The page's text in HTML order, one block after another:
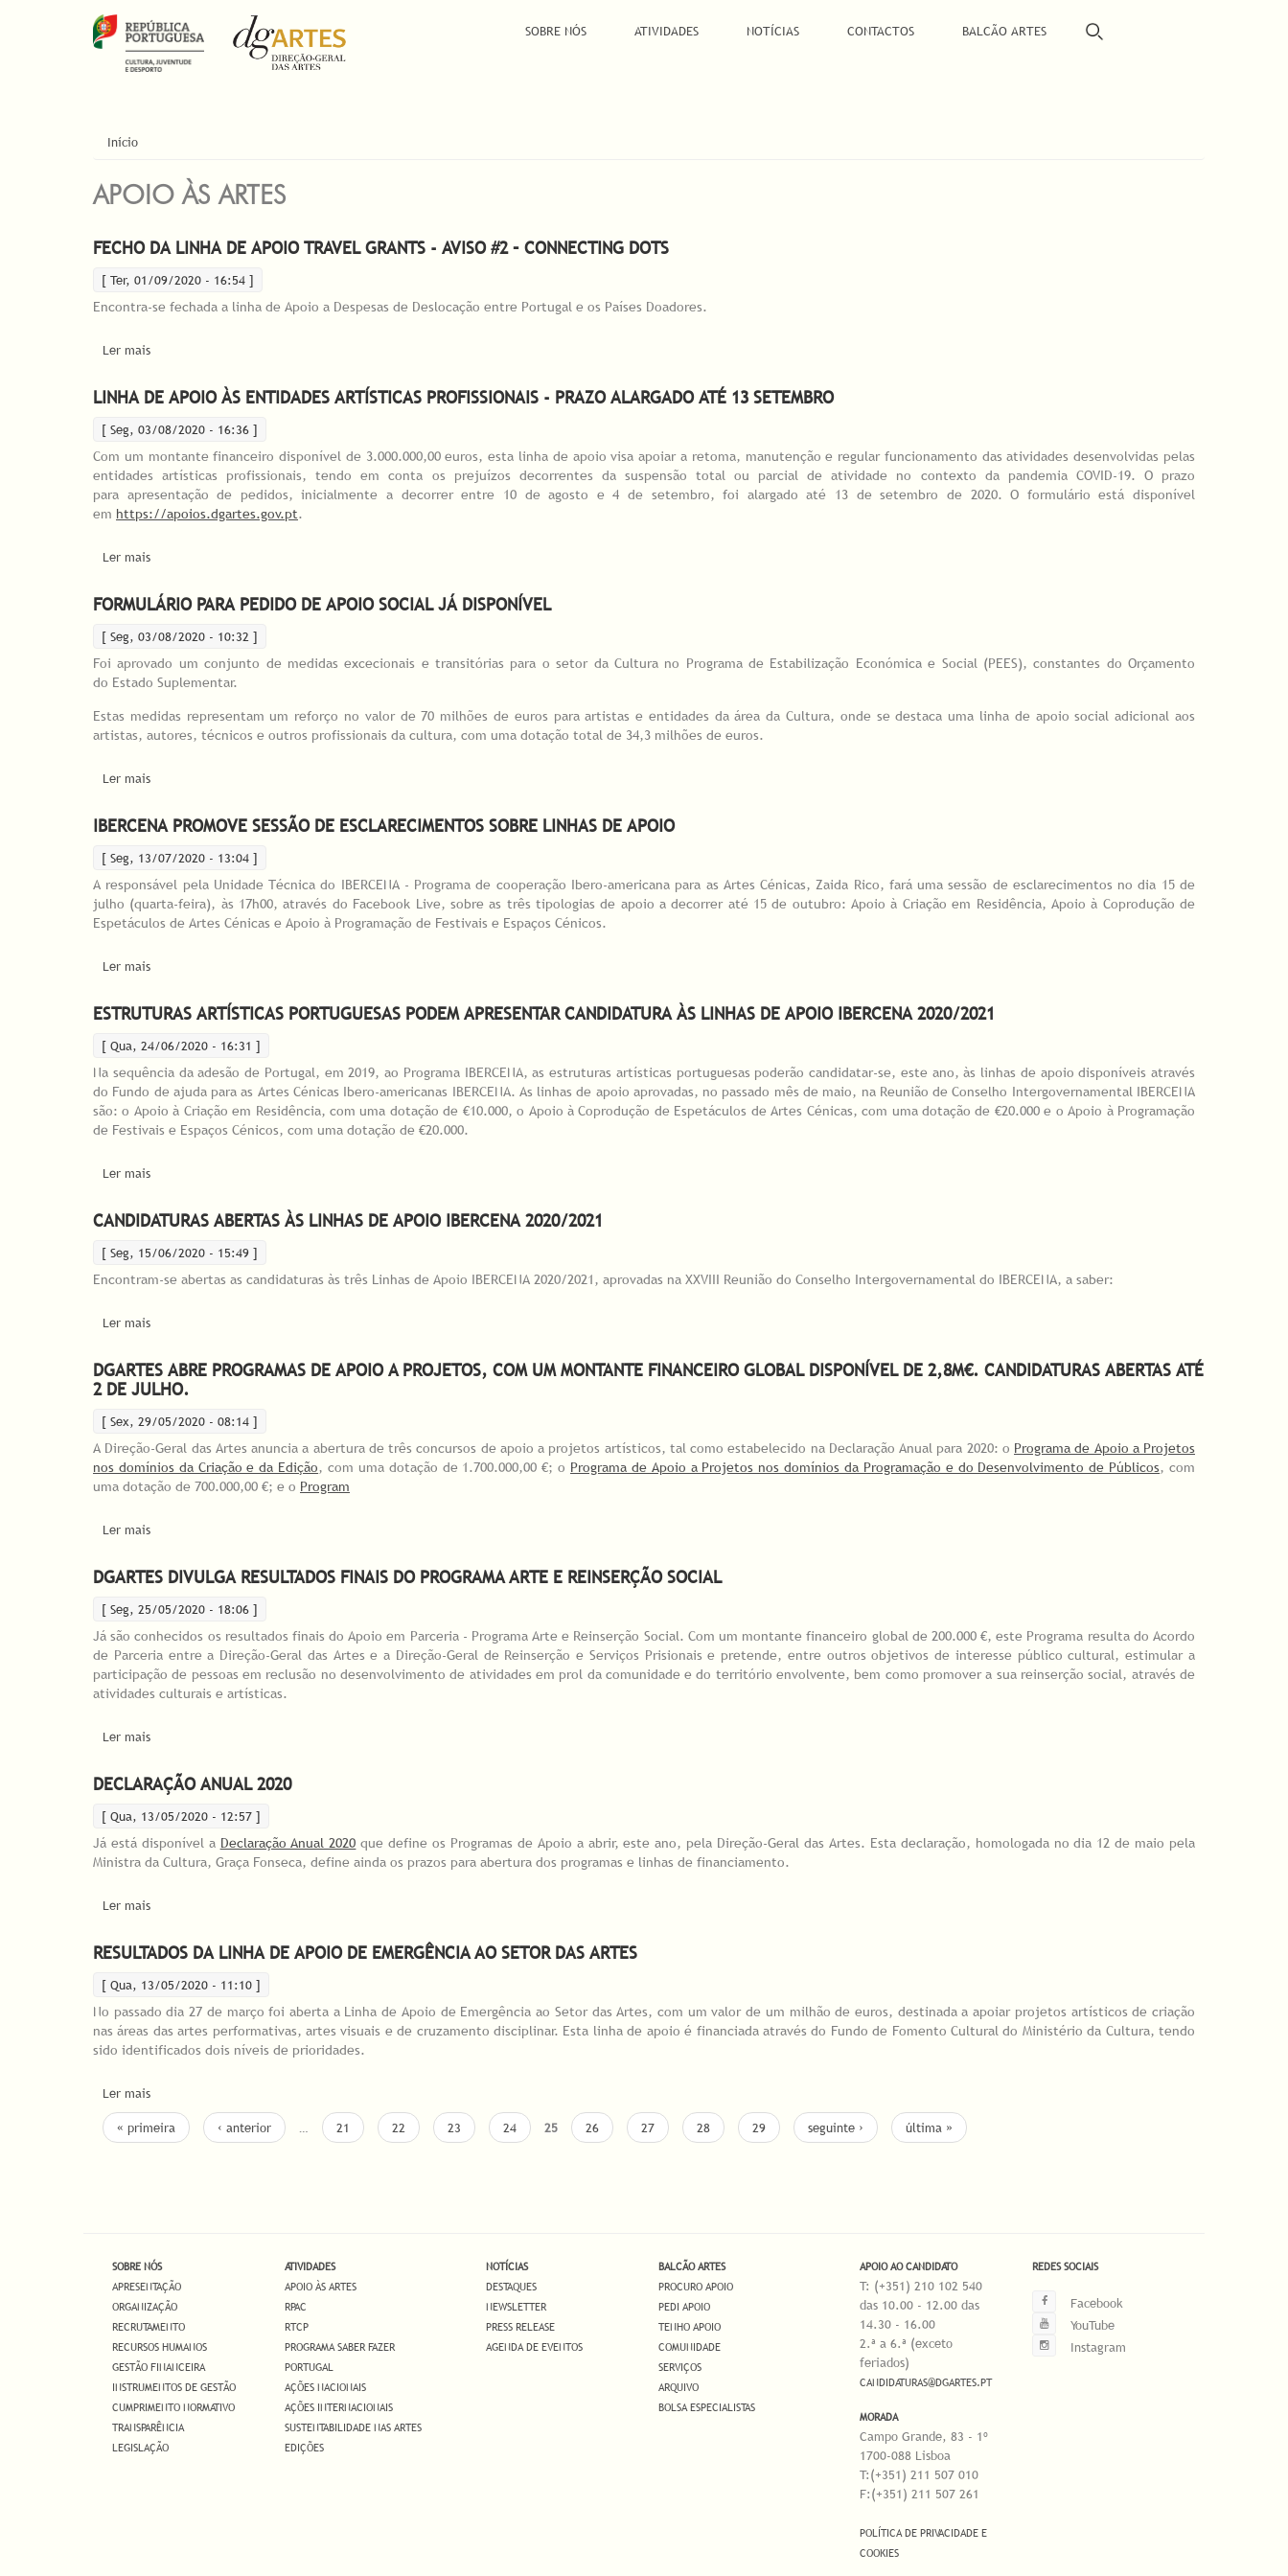
SOBRE NÓS ATIVIDADES NOTÍCIAS CONTACTOS BALCÃO ARTES
ESTÁ AQUI
Início
APOIO ÀS ARTES
FECHO DA LINHA DE APOIO TRAVEL GRANTS - AVISO #2 – CONNECTING DOTS
[ Ter, 01/09/2020 - 16:54 ]
Encontra-se fechada a linha de Apoio a Despesas de Deslocação entre Portugal e os Países Doadores.
Ler mais
LINHA DE APOIO ÀS ENTIDADES ARTÍSTICAS PROFISSIONAIS - PRAZO ALARGADO ATÉ 13 SETEMBRO
[ Seg, 03/08/2020 - 16:36 ]
Com um montante financeiro disponível de 3.000.000,00 euros, esta linha de apoio visa apoiar a retoma, manutenção e regular funcionamento das atividades desenvolvidas pelas
entidades artísticas profissionais, tendo em conta os prejuízos decorrentes da suspensão total ou parcial de atividade no contexto da pandemia COVID-19. O prazo
para apresentação de pedidos, inicialmente a decorrer entre 10 de agosto e 4 de setembro, foi alargado até 13 de setembro de 2020. O formulário está disponível
em https://apoios.dgartes.gov.pt.
Ler mais
FORMULÁRIO PARA PEDIDO DE APOIO SOCIAL JÁ DISPONÍVEL
[ Seg, 03/08/2020 - 10:32 ]
Foi aprovado um conjunto de medidas excecionais e transitórias para o setor da Cultura no Programa de Estabilização Económica e Social (PEES), constantes do Orçamento
do Estado Suplementar.
Estas medidas representam um reforço no valor de 70 milhões de euros para artistas e entidades da área da Cultura, onde se destaca uma linha de apoio social adicional aos
artistas, autores, técnicos e outros profissionais da cultura, com uma dotação total de 34,3 milhões de euros.
Ler mais
IBERCENA PROMOVE SESSÃO DE ESCLARECIMENTOS SOBRE LINHAS DE APOIO
[ Seg, 13/07/2020 - 13:04 ]
A responsável pela Unidade Técnica do IBERCENA - Programa de cooperação Ibero-americana para as Artes Cénicas, Zaida Rico, fará uma sessão de esclarecimentos no dia 15 de
julho (quarta-feira), às 17h00, através do Facebook Live, sobre as três tipologias de apoio a decorrer até 15 de outubro: Apoio à Criação em Residência, Apoio à Coprodução de
Espetáculos de Artes Cénicas e Apoio à Programação de Festivais e Espaços Cénicos.
Ler mais
ESTRUTURAS ARTÍSTICAS PORTUGUESAS PODEM APRESENTAR CANDIDATURA ÀS LINHAS DE APOIO IBERCENA 2020/2021
[ Qua, 24/06/2020 - 16:31 ]
Na sequência da adesão de Portugal, em 2019, ao Programa IBERCENA, as estruturas artísticas portuguesas poderão candidatar-se, este ano, às linhas de apoio disponíveis através
do Fundo de ajuda para as Artes Cénicas Ibero-americanas IBERCENA. As linhas de apoio aprovadas, no passado mês de maio, na Reunião de Conselho Intergovernamental IBERCENA
são: o Apoio à Criação em Residência, com uma dotação de €10.000, o Apoio à Coprodução de Espetáculos de Artes Cénicas, com uma dotação de €20.000 e o Apoio à Programação
de Festivais e Espaços Cénicos, com uma dotação de €20.000.
Ler mais
CANDIDATURAS ABERTAS ÀS LINHAS DE APOIO IBERCENA 2020/2021
[ Seg, 15/06/2020 - 15:49 ]
Encontram-se abertas as candidaturas às três Linhas de Apoio IBERCENA 2020/2021, aprovadas na XXVIII Reunião do Conselho Intergovernamental do IBERCENA, a saber:
Ler mais
DGARTES ABRE PROGRAMAS DE APOIO A PROJETOS, COM UM MONTANTE FINANCEIRO GLOBAL DISPONÍVEL DE 2,8M€. CANDIDATURAS ABERTAS ATÉ
2 DE JULHO.
[ Sex, 29/05/2020 - 08:14 ]
A Direção-Geral das Artes anuncia a abertura de três concursos de apoio a projetos artísticos, tal como estabelecido na Declaração Anual para 2020: o Programa de Apoio a Projetos
nos domínios da Criação e da Edição, com uma dotação de 1.700.000,00 €; o Programa de Apoio a Projetos nos domínios da Programação e do Desenvolvimento de Públicos, com
uma dotação de 700.000,00 €; e o Program
Ler mais
DGARTES DIVULGA RESULTADOS FINAIS DO PROGRAMA ARTE E REINSERÇÃO SOCIAL
[ Seg, 25/05/2020 - 18:06 ]
Já são conhecidos os resultados finais do Apoio em Parceria - Programa Arte e Reinserção Social. Com um montante financeiro global de 200.000 €, este Programa resulta do Acordo
de Parceria entre a Direção-Geral das Artes e a Direção-Geral de Reinserção e Serviços Prisionais e pretende, entre outros objetivos de interesse público cultural, estimular a
participação de pessoas em reclusão no desenvolvimento de atividades em prol da comunidade e do território envolvente, bem como promover a sua reinserção social, através de
atividades culturais e artísticas.
Ler mais
DECLARAÇÃO ANUAL 2020
[ Qua, 13/05/2020 - 12:57 ]
Já está disponível a Declaração Anual 2020 que define os Programas de Apoio a abrir, este ano, pela Direção-Geral das Artes. Esta declaração, homologada no dia 12 de maio pela
Ministra da Cultura, Graça Fonseca, define ainda os prazos para abertura dos programas e linhas de financiamento.
Ler mais
RESULTADOS DA LINHA DE APOIO DE EMERGÊNCIA AO SETOR DAS ARTES
[ Qua, 13/05/2020 - 11:10 ]
No passado dia 27 de março foi aberta a Linha de Apoio de Emergência ao Setor das Artes, com um valor de um milhão de euros, destinada a apoiar projetos artísticos de criação
nas áreas das artes performativas, artes visuais e de cruzamento disciplinar. Esta linha de apoio é financiada através do Fundo de Fomento Cultural do Ministério da Cultura, tendo
sido identificados dois níveis de prioridades.
Ler mais
PÁGINAS
« primeira ‹ anterior … 21 22 23 24 25 26 27 28 29 seguinte › última »
SOBRE NÓS
APRESENTAÇÃO
ORGANIZAÇÃO
RECRUTAMENTO
RECURSOS HUMANOS
GESTÃO FINANCEIRA
INSTRUMENTOS DE GESTÃO
CUMPRIMENTO NORMATIVO
TRANSPARÊNCIA
LEGISLAÇÃO
ATIVIDADES
APOIO ÀS ARTES
RPAC
RTCP
PROGRAMA SABER FAZER
PORTUGAL
AÇÕES NACIONAIS
AÇÕES INTERNACIONAIS
SUSTENTABILIDADE NAS ARTES
EDIÇÕES
NOTÍCIAS
DESTAQUES
NEWSLETTER
PRESS RELEASE
AGENDA DE EVENTOS
BALCÃO ARTES
PROCURO APOIO
PEDI APOIO
TENHO APOIO
COMUNIDADE
SERVIÇOS
ARQUIVO
BOLSA ESPECIALISTAS
APOIO AO CANDIDATO
T: (+351) 210 102 540
das 10.00 - 12.00 das
14.30 - 16.00
2.ª a 6.ª (exceto
feriados)
CANDIDATURAS@DGARTES.PT
MORADA
Campo Grande, 83 - 1º
1700-088 Lisboa
T:(+351) 211 507 010
F:(+351) 211 507 261
POLÍTICA DE PRIVACIDADE E
COOKIES
REDES SOCIAIS
Facebook
YouTube
Instagram